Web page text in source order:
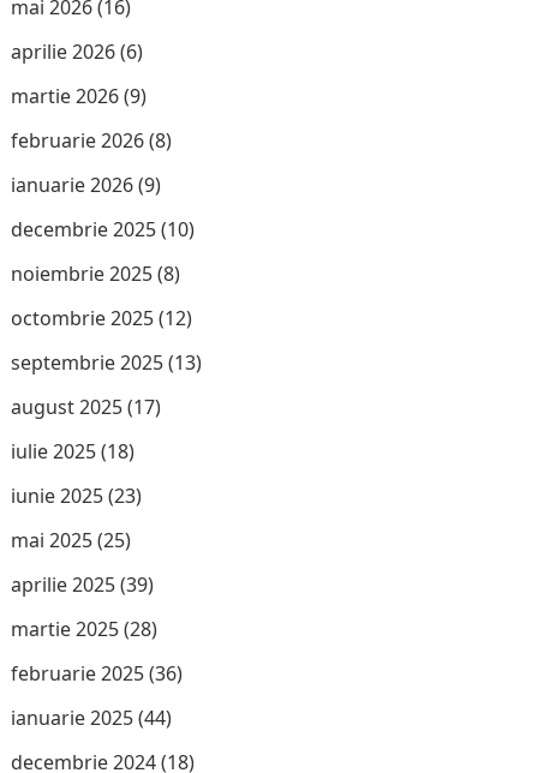
mai 2026(16)
aprilie 2026(6)
martie 2026(9)
februarie 2026(8)
ianuarie 2026(9)
decembrie 2025(10)
noiembrie 2025(8)
octombrie 2025(12)
septembrie 2025(13)
august 2025(17)
iulie 2025(18)
iunie 2025(23)
mai 2025(25)
aprilie 2025(39)
martie 2025(28)
februarie 2025(36)
ianuarie 2025(44)
decembrie 2024(18)